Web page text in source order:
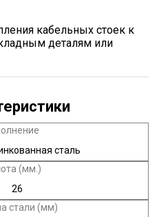
кабельных стоек к
деталям или
сталь
(мм.)
26
стали (мм)